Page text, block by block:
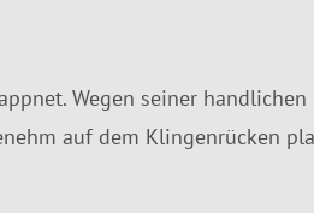
Wegen seiner
auf dem Klingenrücken